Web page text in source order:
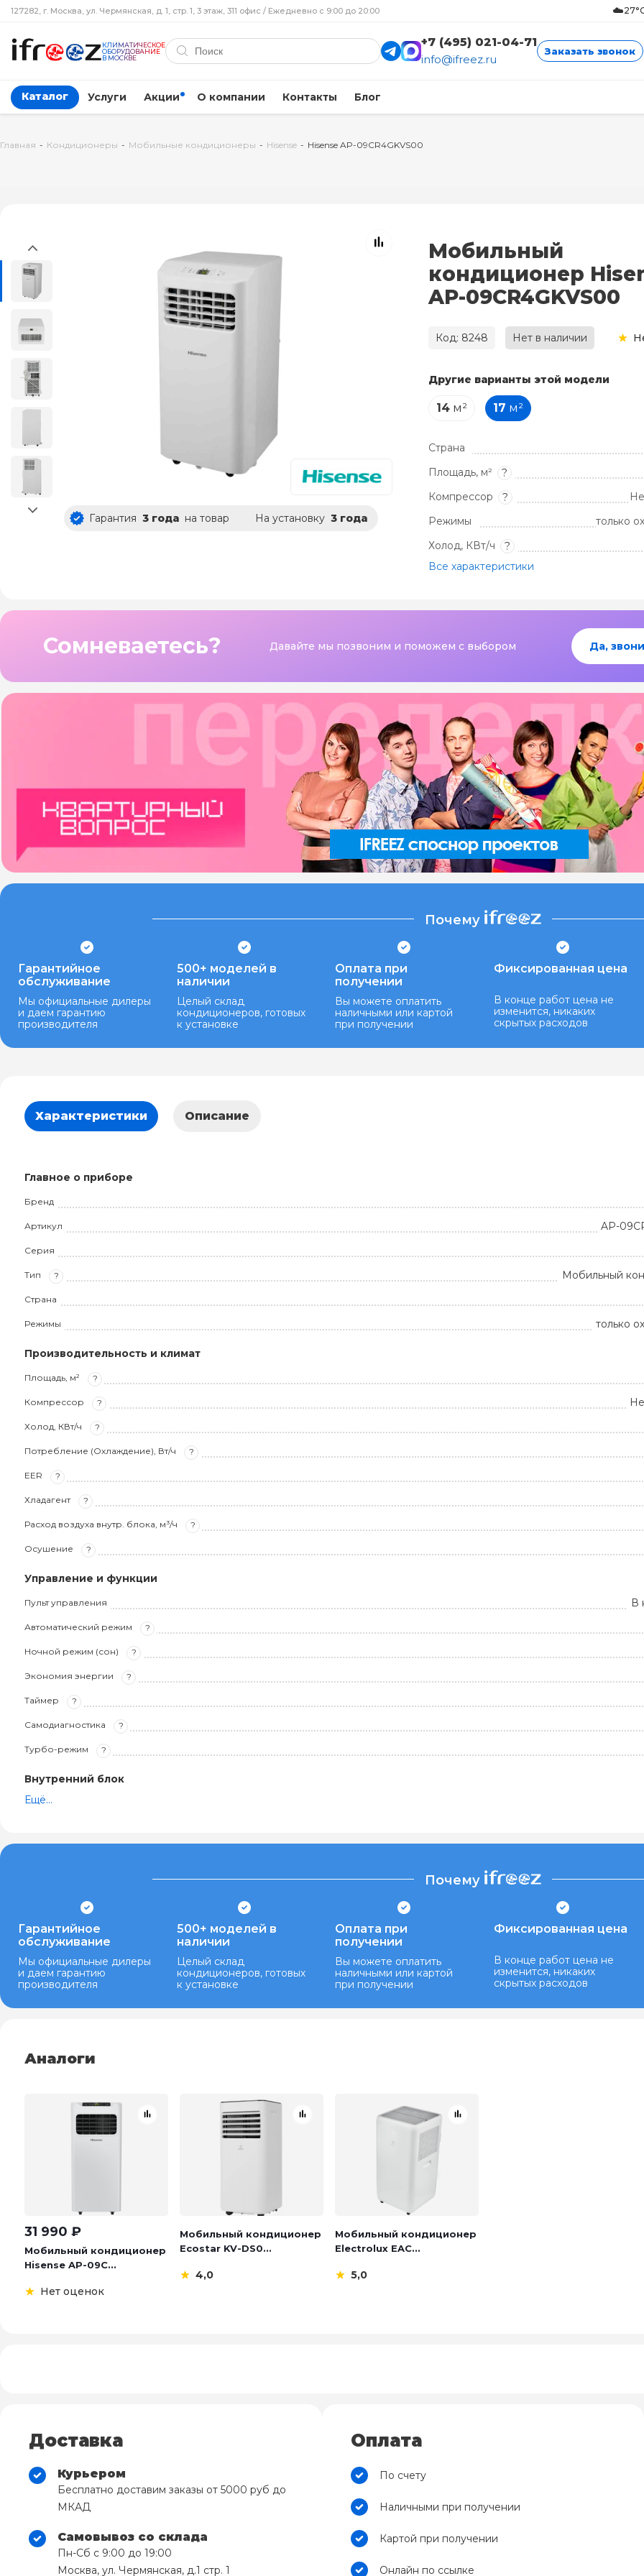
127282, г. Москва, ул. Чермянская, д. 1, стр. 1, 3 этаж, 311 офис / Ежедневно с 9:00 до 20:00 ☁️
КЛИМАТИЧЕСКОЕ
ОБОРУДОВАНИЕ
В МОСКВЕ
+7 (495) 021-04-71
info@ifreez.ru
Заказать звонок
Каталог Услуги Акции О компании Контакты Блог
Главная - Кондиционеры - Мобильные кондиционеры - Hisense - Hisense AP-09CR4GKVS00
Гарантия 3 года на товар На установку 3 года
Мобильный
кондиционер
AP-09CR4GKVS00
Код: 8248 Нет в наличии
Другие варианты этой модели
14м² 17 м²
Страна
Площадь, м²
?
Компрессор
?
Режимы
только
Холод, КВт/ч
?
Все характеристики
Сомневаетесь? Давайте мы позвоним и поможем с выбором Да,
Почему
Гарантийное
обслуживание
Мы официальные дилеры
и даем гарантию
производителя
500+ моделей в
наличии
Целый склад
кондиционеров, готовых
к установке
Оплата при
получении
Вы можете оплатить
наличными или картой
при получении
Фиксированная цена
В конце работ цена не
изменится, никаких
скрытых расходов
Характеристики Описание
Главное о приборе
Бренд
Артикул AP-
Серия
Тип ? Мобильный
Страна
Режимы только
Производительность и климат
Площадь, м² ?
Компрессор ?
Холод, КВт/ч ?
Потребление (Охлаждение), Вт/ч ?
EER ?
Хладагент ?
Расход воздуха внутр. блока, м³/ч ?
Осушение ?
Управление и функции
Пульт управления В
Автоматический режим ?
Ночной режим (сон) ?
Экономия энергии ?
Таймер ?
Самодиагностика ?
Турбо-режим ?
Внутренний блок
Ещё...
Почему
Гарантийное
обслуживание
Мы официальные дилеры
и даем гарантию
производителя
500+ моделей в
наличии
Целый склад
кондиционеров, готовых
к установке
Оплата при
получении
Вы можете оплатить
наличными или картой
при получении
Фиксированная цена
В конце работ цена не
изменится, никаких
скрытых расходов
Аналоги
31 990 ₽
Мобильный кондиционер
Hisense AP-09C...
Нет оценок
Мобильный кондиционер
Ecostar KV-DS0...
4,0
Мобильный кондиционер
Electrolux EAC...
5,0
Доставка
Курьером
Бесплатно доставим заказы от 5000 руб до
МКАД
Самовывоз со склада
Пн-Сб с 9:00 до 19:00
Москва, ул. Чермянская, д.1 стр. 1
Оплата
По счету
Наличными при получении
Картой при получении
Онлайн по ссылке